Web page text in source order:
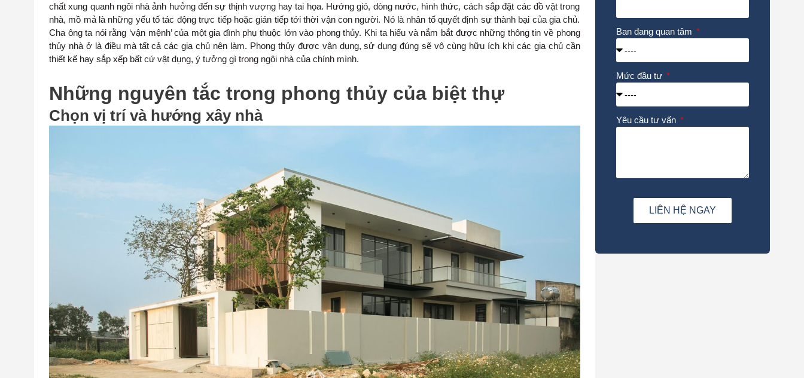
chất xung quanh ngôi nhà ảnh hưởng đến sự thịnh vượng hay tai họa. Hướng gió, dòng nước, hình thức, cách sắp đặt các đồ vật trong
nhà, mồ mả là những yếu tố tác động trực tiếp hoặc gián tiếp tới thời vận con người. Nó là nhân tố quyết định sự thành bại của gia chủ.
Cha ông ta nói rằng ‘vận mệnh’ của một gia đình phụ thuộc lớn vào phong thủy. Khi ta hiểu và nắm bắt được những thông tin về phong
thủy nhà ở là điều mà tất cả các gia chủ nên làm. Phong thủy được vận dụng, sử dụng đúng sẽ vô cùng hữu ích khi các gia chủ cần
thiết kế hay sắp xếp bất cứ vật dụng, ý tưởng gì trong ngôi nhà của chính mình.
Những nguyên tắc trong phong thủy của biệt thự
Chọn vị trí và hướng xây nhà
Ban đang quan tâm
Mức đầu tư
Yêu cầu tư vấn
LIÊN HỆ NGAY